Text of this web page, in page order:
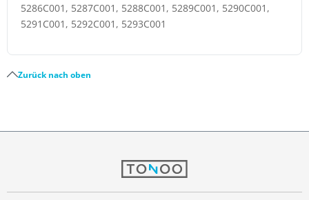
5286C001, 5287C001, 5288C001, 5289C001, 5290C001,
5291C001, 5292C001, 5293C001
Zurück nach oben